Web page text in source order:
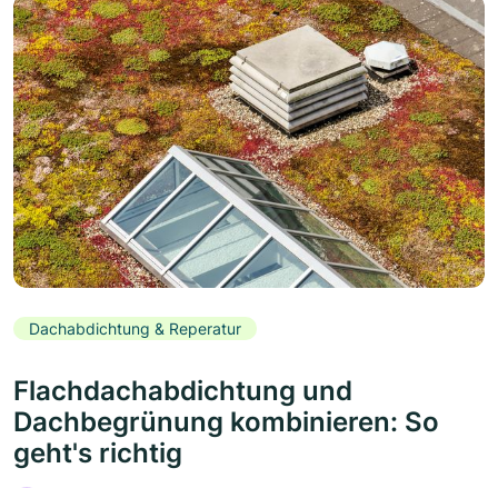
Dachabdichtung & Reperatur
Flachdachabdichtung und
Dachbegrünung kombinieren: So
geht's richtig